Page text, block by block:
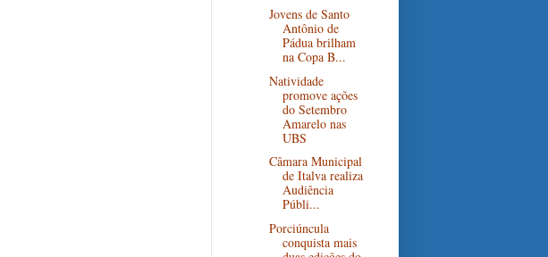
Jovens de Santo
Antônio de
Pádua brilham
na Copa B...
Natividade
promove ações
do Setembro
Amarelo nas
UBS
Câmara Municipal
de Italva realiza
Audiência
Públi...
Porciúncula
conquista mais